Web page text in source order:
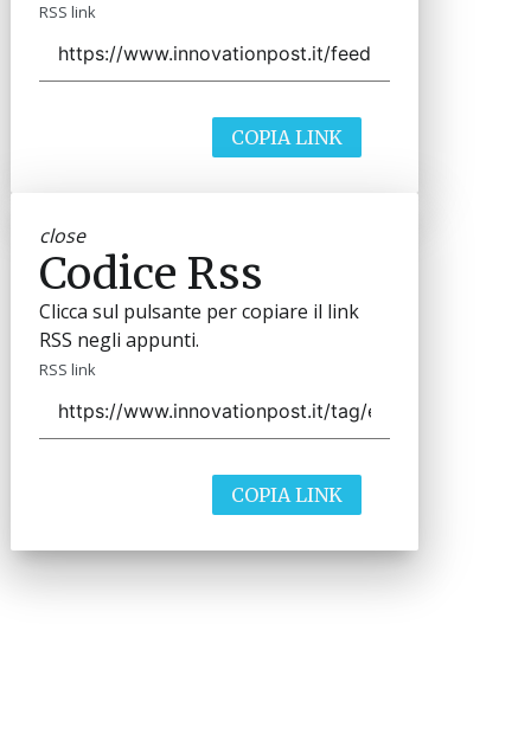
RSS link
COPIA LINK
close
Codice Rss
Clicca sul pulsante per copiare il link
RSS negli appunti.
RSS link
COPIA LINK